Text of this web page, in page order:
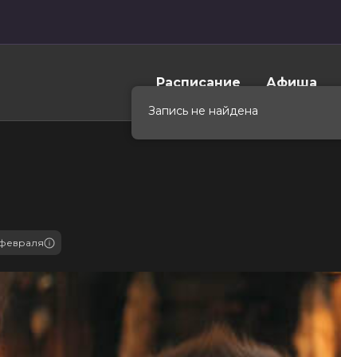
Расписание Афиша
Запись не найдена